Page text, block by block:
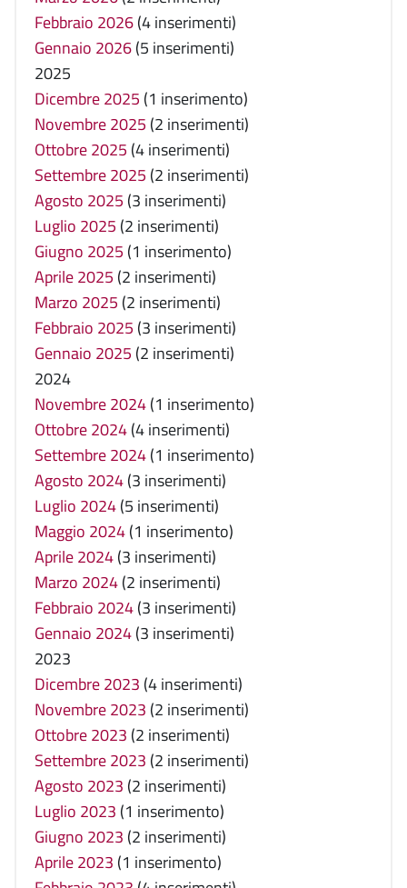
Febbraio 2026(4 inserimenti)
Gennaio 2026(5 inserimenti)
2025
Dicembre 2025 (1 inserimento)
Novembre 2025 (2 inserimenti)
Ottobre 2025 (4 inserimenti)
Settembre 2025 (2 inserimenti)
Agosto 2025 (3 inserimenti)
Luglio 2025 (2 inserimenti)
Giugno 2025 (1 inserimento)
Aprile 2025 (2 inserimenti)
Marzo 2025 (2 inserimenti)
Febbraio 2025 (3 inserimenti)
Gennaio 2025 (2 inserimenti)
2024
Novembre 2024(1 inserimento)
Ottobre 2024(4 inserimenti)
Settembre 2024(1 inserimento)
Agosto 2024(3 inserimenti)
Luglio 2024(5 inserimenti)
Maggio 2024(1 inserimento)
Aprile 2024(3 inserimenti)
Marzo 2024(2 inserimenti)
Febbraio 2024(3 inserimenti)
Gennaio 2024(3 inserimenti)
2023
Dicembre 2023 (4 inserimenti)
Novembre 2023 (2 inserimenti)
Ottobre 2023 (2 inserimenti)
Settembre 2023 (2 inserimenti)
Agosto 2023 (2 inserimenti)
Luglio 2023 (1 inserimento)
Giugno 2023 (2 inserimenti)
Aprile 2023 (1 inserimento)